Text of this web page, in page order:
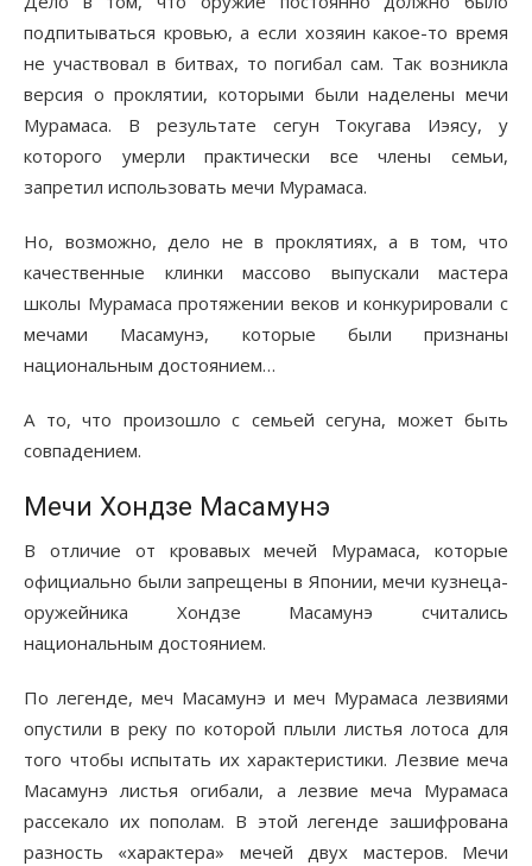
подпитываться кровью, а если хозяин какое-то время
не участвовал в битвах, то погибал сам. Так возникла
версия о проклятии, которыми были наделены мечи
Мурамаса. В результате сегун Токугава Иэясу, у
которого умерли практически все члены семьи,
запретил использовать мечи Мурамаса.
Но, возможно, дело не в проклятиях, а в том, что
качественные клинки массово выпускали мастера
школы Мурамаса протяжении веков и конкурировали с
мечами Масамунэ, которые были признаны
национальным достоянием…
А то, что произошло с семьей сегуна, может быть
совпадением.
Мечи Хондзе Масамунэ
В отличие от кровавых мечей Мурамаса, которые
официально были запрещены в Японии, мечи кузнеца-
оружейника Хондзе Масамунэ считались
национальным достоянием.
По легенде, меч Масамунэ и меч Мурамаса лезвиями
опустили в реку по которой плыли листья лотоса для
того чтобы испытать их характеристики. Лезвие меча
Масамунэ листья огибали, а лезвие меча Мурамаса
рассекало их пополам. В этой легенде зашифрована
разность «характера» мечей двух мастеров. Мечи